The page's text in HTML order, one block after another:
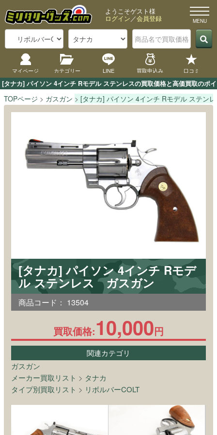
[タナカ] パイソン 4インチ Rモデル ステンレスの買取価格と高価買取のポ
ようこそゲスト様
ログイン／会員登録
マイページ カテゴリー LINE 買取申込み 口コミ
TOPページ ガスガン [タナカ] パイソン 4インチ Rモデル ステン
[タナカ] パイソン 4インチ Rモデ
ル ステンレス ガスガン
商品コード： 13504
買取価格:10,000円
関連カテゴリ
ガスガン
メーカー買取リスト > タナカ
タイプ別買取リスト > リボルバーCOLT